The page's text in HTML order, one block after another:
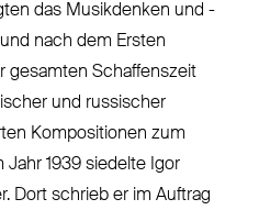
das Musikdenken und -
nach dem Ersten
gesamten Schaffenszeit
und russischer
Kompositionen zum
Jahr 1939 siedelte Igor
Dort schrieb er im Auftrag